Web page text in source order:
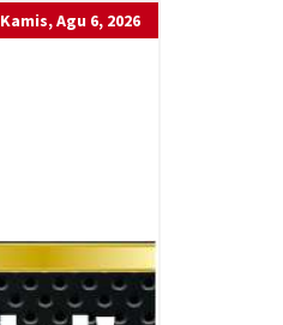
Kamis, Agu 6, 2026